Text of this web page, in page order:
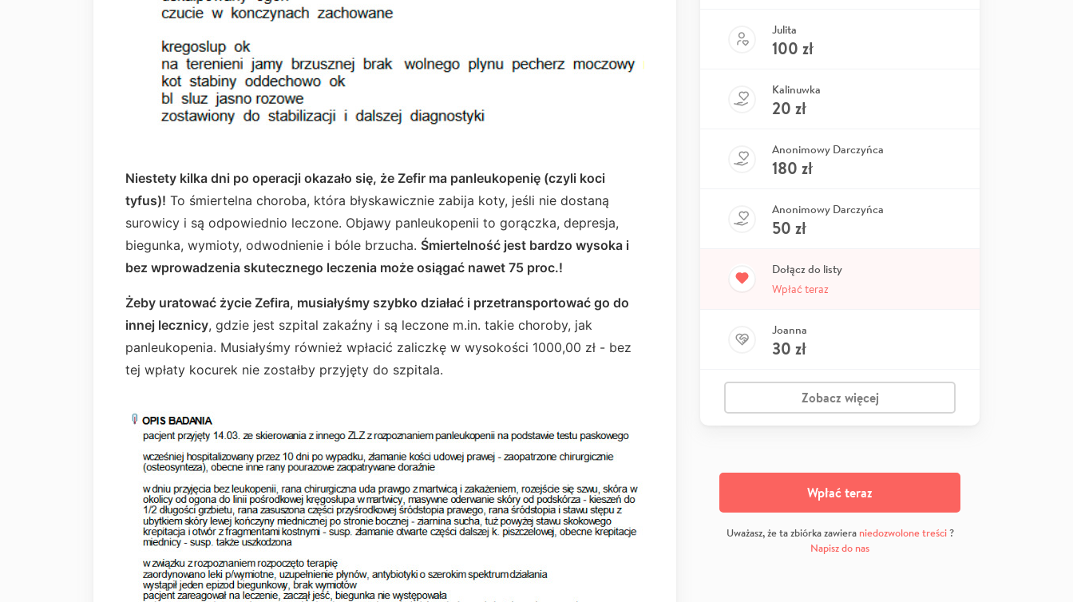
Niestety kilka dni po operacji okazało się, że Zefir ma panleukopenię (czyli koci
tyfus)! To śmiertelna choroba, która błyskawicznie zabija koty, jeśli nie dostaną
surowicy i są odpowiednio leczone. Objawy panleukopenii to gorączka, depresja,
biegunka, wymioty, odwodnienie i bóle brzucha. Śmiertelność jest bardzo wysoka i
bez wprowadzenia skutecznego leczenia może osiągać nawet 75 proc.!
Żeby uratować życie Zefira, musiałyśmy szybko działać i przetransportować go do
innej lecznicy, gdzie jest szpital zakaźny i są leczone m.in. takie choroby, jak
panleukopenia. Musiałyśmy również wpłacić zaliczkę w wysokości 1000,00 zł - bez
tej wpłaty kocurek nie zostałby przyjęty do szpitala.
Julita
100 zł
Kalinuwka
20 zł
Anonimowy Darczyńca
180 zł
Anonimowy Darczyńca
50 zł
Dołącz do listy
Wpłać teraz
Joanna
30 zł
Zobacz więcej
Wpłać teraz
Uważasz, że ta zbiórka zawiera niedozwolone treści?
Napisz do nas